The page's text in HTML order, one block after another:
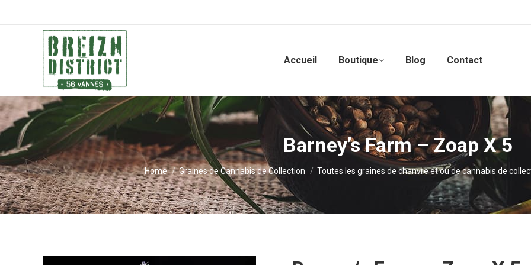
Accueil Boutique Blog Contact
Barney’s Farm – Zoap X 5
You are here:
Home Graines de Cannabis de Collection Toutes les graines de chanvre et ou de cannabis de